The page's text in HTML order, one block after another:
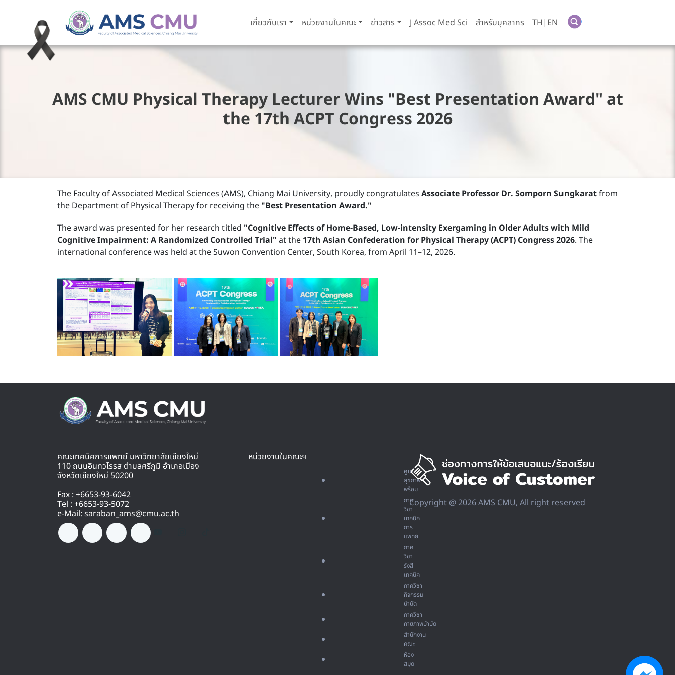
เกี่ยวกับเรา หน่วยงานในคณะ ข่าวสาร J Assoc Med Sci สำหรับบุคลากร TH|EN
AMS CMU Physical Therapy Lecturer Wins "Best Presentation Award" at
the 17th ACPT Congress 2026
The Faculty of Associated Medical Sciences (AMS), Chiang Mai University, proudly congratulates Associate Professor Dr. Somporn Sungkaratfrom
the Department of Physical Therapy for receiving the "Best Presentation Award."
The award was presented for her research titled "Cognitive Effects of Home-Based, Low-intensity Exergaming in Older Adults with Mild
Cognitive Impairment: A Randomized Controlled Trial" at the 17th Asian Confederation for Physical Therapy (ACPT) Congress 2026. The
international conference was held at the Suwon Convention Center, South Korea, from April 11–12, 2026.
คณะเทคนิคการแพทย์ มหาวิทยาลัยเชียงใหม่
110 ถนนอินทวโรรส ตำบลศรีภูมิ อำเภอเมือง
จังหวัดเชียงใหม่ 50200
Fax : +6653-93-6042
Tel : +6653-93-5072
e-Mail: saraban_ams@cmu.ac.th
หน่วยงานในคณะฯ
ศูนย์
สุขภาพ
พร้อม
ภาค
วิชา
เทคนิค
การ
แพทย์
ภาค
วิชา
รังสี
เทคนิค
ภาควิชา
กิจกรรม
บำบัด
ภาควิชา
กายภาพบำบัด
สำนักงาน
คณะ
ห้อง
สมุด
Copyright @ 2026 AMS CMU, All right reserved